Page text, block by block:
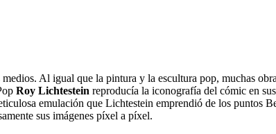
Al igual que la pintura y la escultura pop, muchas
Roy Lichtestein reproducía la iconografía del cómic en
emulación que Lichtestein emprendió de los puntos
sus imágenes píxel a píxel.